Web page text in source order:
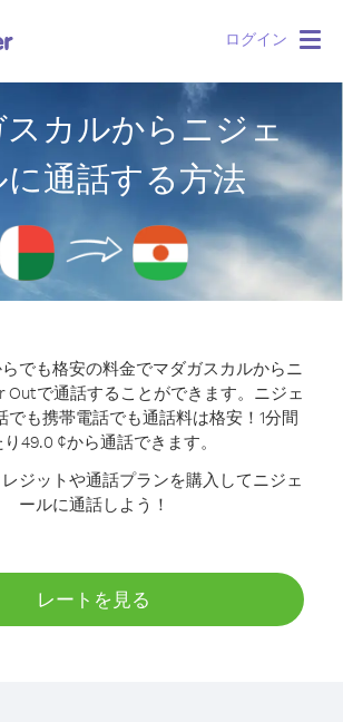
ログイン
カルからニジェ
に通話する方法
でも格安の料金でマダガスカルからニ
Outで通話することができます。 ニジェ
でも携帯電話でも通話料は格安！1分間
49.0 ¢から通話できます。
ジットや通話プランを購入してニジェ
ールに通話しよう！
レートを見る